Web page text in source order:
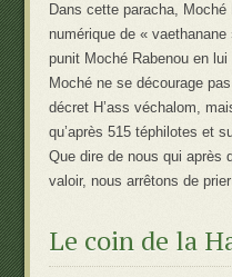
Dans cette paracha,
numérique de «
punit Moché Rabenou en lui
Moché ne se décourage
décret H’ass véchalom,
qu’après 515 téphilotes et
Que dire de nous qui après
valoir, nous arrêtons de
Le coin de la